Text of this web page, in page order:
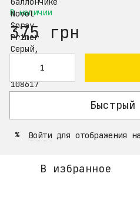
В наличии
375 грн
% Войти для отображения
В избранное